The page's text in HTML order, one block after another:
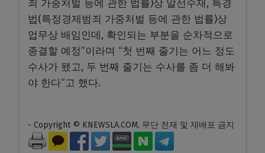
죄 가중처벌 등에 관한 법률)상 알선수재, 특경
법(특정경제범죄 가중처벌 등에 관한 법률)상
업무상 배임인데, 확인되는 부분을 순차적으로
종결할 예정”이라며 “첫 번째 줄기는 어느 정도
수사가 됐고, 두 번째 줄기는 수사를 좀 더 해봐
야 한다”고 했다.
- Copyright © KNEWSLA.COM, 무단 전재 및 재배포 금지